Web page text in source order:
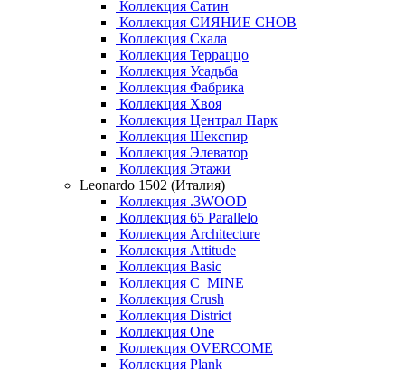
Коллекция Сатин
Коллекция СИЯНИЕ СНОВ
Коллекция Скала
Коллекция Терраццо
Коллекция Усадьба
Коллекция Фабрика
Коллекция Хвоя
Коллекция Централ Парк
Коллекция Шекспир
Коллекция Элеватор
Коллекция Этажи
Leonardo 1502 (Италия)
Коллекция .3WOOD
Коллекция 65 Parallelo
Коллекция Architecture
Коллекция Attitude
Коллекция Basic
Коллекция C_MINE
Коллекция Crush
Коллекция District
Коллекция One
Коллекция OVERCOME
Коллекция Plank